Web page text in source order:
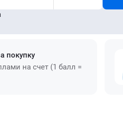
покупку
на счет (1 балл =